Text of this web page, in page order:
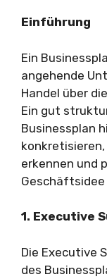
Einführung
Ein
angehende
Handel über
Ein gut
Businessplan
erkennen und
Geschäftsidee
1. Executive
Die Executive
des